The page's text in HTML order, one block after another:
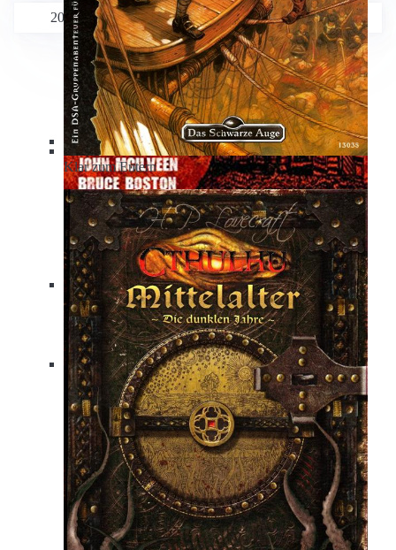
Satinavs Auge
Die unsichtbare Katze
Nine
Klar zum Entern
2026 | Erstellt mit ♥und ohne KI vonTobias Radloff